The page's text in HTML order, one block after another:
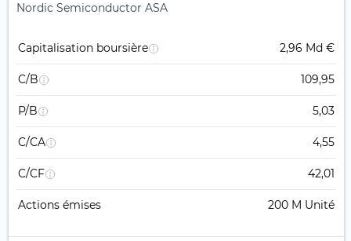
Nordic Semiconductor ASA
Capitalisation boursière 2,96 Md €
C/B 109,95
P/B 5,03
C/CA 4,55
C/CF 42,01
Actions émises 200 M Unité